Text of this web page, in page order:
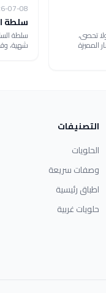
تحصى،
المميزة
07-08
سلطة
سلطة
شهية،
التصنيفات
الحلويات
وصفات سريعة
اطباق رئيسية
حلويات غربية